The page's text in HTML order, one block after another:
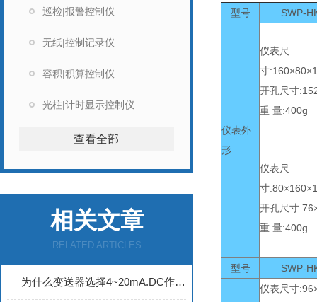
巡检|报警控制仪
无纸|控制记录仪
容积|积算控制仪
光柱|计时显示控制仪
查看全部
相关文章
RELATED ARTICLES
为什么变送器选择4~20mA.DC作传送信号？
型号
SWP-
仪表外
形
仪表尺
寸
开孔尺寸
重 量:400g
仪表尺
寸
开孔尺寸
重 量:400g
型号 SWP-
仪表尺寸